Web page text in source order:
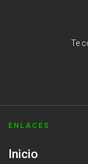
Te
ENLACES
Inicio